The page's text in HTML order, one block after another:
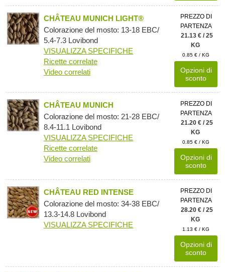
CHÂTEAU MUNICH LIGHT®
Colorazione del mosto: 13-18 EBC/
5.4-7.3 Lovibond
VISUALIZZA SPECIFICHE
Ricette correlate
Video correlati
PREZZO DI
PARTENZA
21.13 € / 25
KG
0.85 € / KG
Opzioni di
sconto
CHÂTEAU MUNICH
Colorazione del mosto: 21-28 EBC/
8.4-11.1 Lovibond
VISUALIZZA SPECIFICHE
Ricette correlate
Video correlati
PREZZO DI
PARTENZA
21.20 € / 25
KG
0.85 € / KG
Opzioni di
sconto
CHÂTEAU RED INTENSE
Colorazione del mosto: 34-38 EBC/
13.3-14.8 Lovibond
VISUALIZZA SPECIFICHE
PREZZO DI
PARTENZA
28.20 € / 25
KG
1.13 € / KG
Opzioni di
sconto